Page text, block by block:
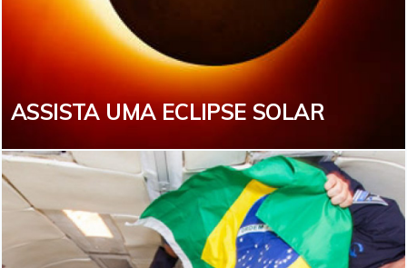
Treinamentos e simulações técnicas para exploração
em um planeta desconhecido. Só aqui você tem!
ASSISTA UMA ECLIPSE SOLAR